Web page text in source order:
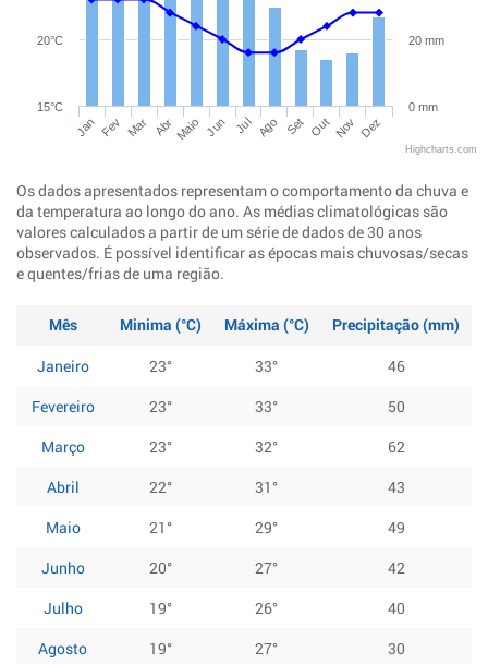
Jan Fev Mar Abr Maio Jun Jul Ago Set Out Nov Dez
15°C
20°C
0 mm
20 mm
Highcharts.com
Os dados apresentados representam o comportamento da chuva e
da temperatura ao longo do ano. As médias climatológicas são
valores calculados a partir de um série de dados de 30 anos
observados. É possível identificar as épocas mais chuvosas/secas
e quentes/frias de uma região.
Mês Minima (°C) Máxima (°C)
Precipitação (mm)
Janeiro
23° 33°
46
Fevereiro
23° 33°
50
Março
23° 32°
62
Abril
22° 31°
43
Maio
21° 29°
49
Junho
20° 27°
42
Julho
19° 26°
40
Agosto
19° 27°
30